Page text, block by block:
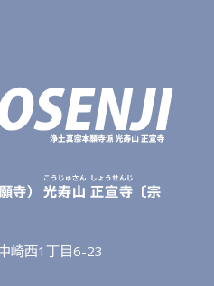
寺） 光寿山
こうじゅさん
正宣寺
しょうせんじ
〔宗
崎西1丁目6-23